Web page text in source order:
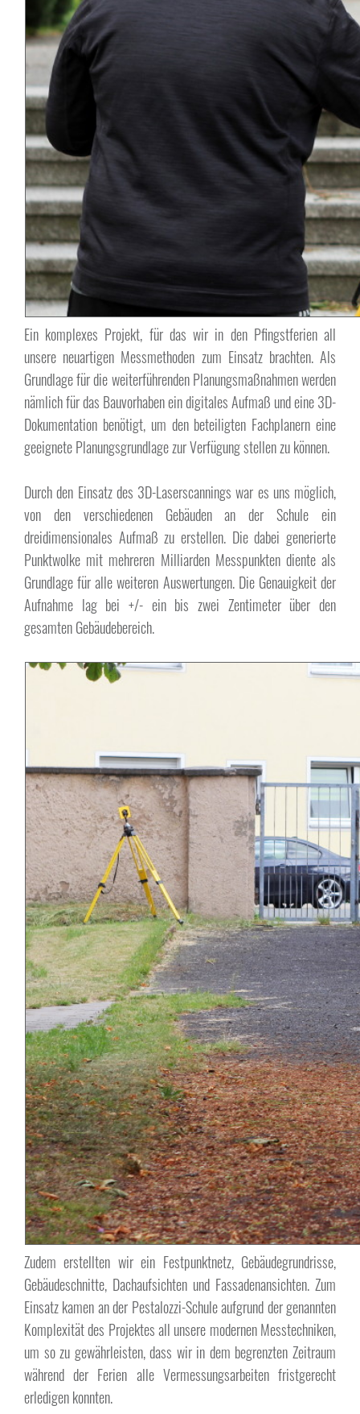
Ein komplexes Projekt, für das wir in den Pfingstferien all
unsere neuartigen Messmethoden zum Einsatz brachten. Als
Grundlage für die weiterführenden Planungsmaßnahmen werden
nämlich für das Bauvorhaben ein digitales Aufmaß und eine 3D-
Dokumentation benötigt, um den beteiligten Fachplanern eine
geeignete Planungsgrundlage zur Verfügung stellen zu können.
Durch den Einsatz des 3D-Laserscannings war es uns möglich,
von den verschiedenen Gebäuden an der Schule ein
dreidimensionales Aufmaß zu erstellen. Die dabei generierte
Punktwolke mit mehreren Milliarden Messpunkten diente als
Grundlage für alle weiteren Auswertungen. Die Genauigkeit der
Aufnahme lag bei +/- ein bis zwei Zentimeter über den
gesamten Gebäudebereich.
Zudem erstellten wir ein Festpunktnetz, Gebäudegrundrisse,
Gebäudeschnitte, Dachaufsichten und Fassadenansichten. Zum
Einsatz kamen an der Pestalozzi-Schule aufgrund der genannten
Komplexität des Projektes all unsere modernen Messtechniken,
um so zu gewährleisten, dass wir in dem begrenzten Zeitraum
während der Ferien alle Vermessungsarbeiten fristgerecht
erledigen konnten.